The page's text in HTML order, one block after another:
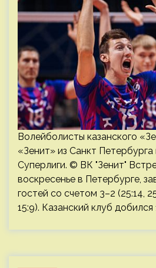
Волейболисты казанского
«Зенит» из Санкт Петербурга
Суперлиги. © ВК "Зенит"
воскресенье в Петербурге,
гостей со счетом 3–2 (25:14,
15:9). Казанский клуб